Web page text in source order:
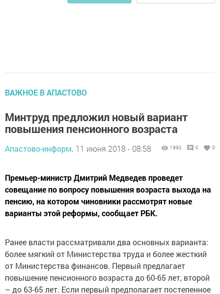
ВАЖНОЕ В АПАСТОВО
Минтруд предложил новый вариант
повышения пенсионного возраста
Апастово-информ, 11 июня 2018 - 08:58 1892 0 0
Премьер-министр Дмитрий Медведев проведет
совещание по вопросу повышения возраста выхода на
пенсию, на котором чиновники рассмотрят новые
варианты этой реформы, сообщает РБК.
Ранее власти рассматривали два основных варианта:
более мягкий от Министерства труда и более жесткий
от Министерства финансов. Первый предлагает
повышение пенсионного возраста до 60-65 лет, второй
– до 63-65 лет. Если первый предполагает постепенное